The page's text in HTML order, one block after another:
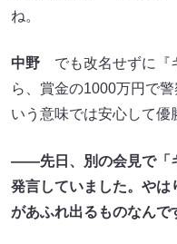
ね。
中野 でも改名せずに『
ら、賞金の1000万円で
いう意味では安心して優
――先日、別の会見で「
発言していました。やは
があふれ出るものなんで